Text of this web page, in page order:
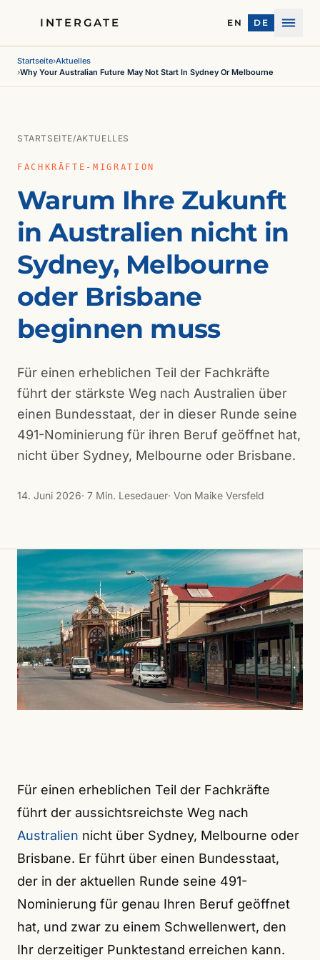
INTERGATE EN DE
Menü
Startseite›Aktuelles
›Why Your Australian Future May Not Start In Sydney Or Melbourne
STARTSEITE/AKTUELLES
FACHKRÄFTE-MIGRATION
Warum Ihre Zukunft
in Australien nicht in
Sydney, Melbourne
oder Brisbane
beginnen muss
Für einen erheblichen Teil der Fachkräfte
führt der stärkste Weg nach Australien über
einen Bundesstaat, der in dieser Runde seine
491-Nominierung für ihren Beruf geöffnet hat,
nicht über Sydney, Melbourne oder Brisbane.
14. Juni 2026· 7 Min. Lesedauer· Von Maike Versfeld
Für einen erheblichen Teil der Fachkräfte
führt der aussichtsreichste Weg nach
Australien nicht über Sydney, Melbourne oder
Brisbane. Er führt über einen Bundesstaat,
der in der aktuellen Runde seine 491-
Nominierung für genau Ihren Beruf geöffnet
hat, und zwar zu einem Schwellenwert, den
Ihr derzeitiger Punktestand erreichen kann.